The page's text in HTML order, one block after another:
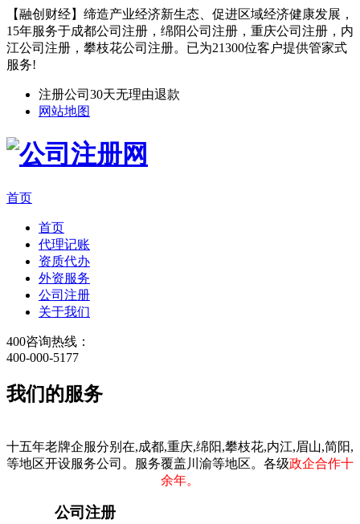
【融创财经】缔造产业经济新生态、促进区域经济健康发展，
15年服务于成都公司注册，绵阳公司注册，重庆公司注册，内
江公司注册，攀枝花公司注册。已为21300位客户提供管家式
服务!
注册公司30天无理由退款
网站地图
首页
首页
代理记账
资质代办
外资服务
公司注册
关于我们
400咨询热线：
400-000-5177
我们的服务
十五年老牌企服分别在,成都,重庆,绵阳,攀枝花,内江,眉山,简阳,
等地区开设服务公司。服务覆盖川渝等地区。各级政企合作十
余年。
公司注册